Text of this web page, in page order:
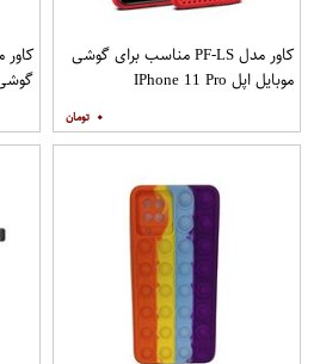
کاور مدل PF-LS مناسب برای گوشی
موبایل اپل IPhone 11 Pro
۰